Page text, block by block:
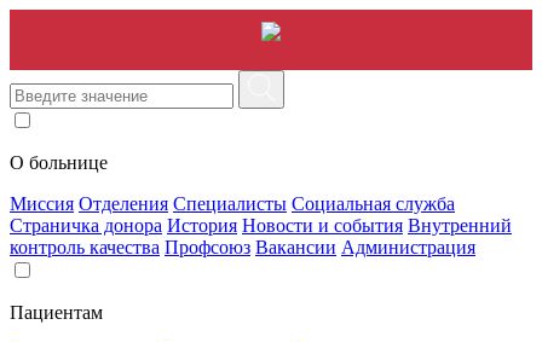
О больнице
Миссия Отделения Специалисты Социальная служба
Страничка донора История Новости и события Внутренний
контроль качества Профсоюз Вакансии Администрация
Пациентам